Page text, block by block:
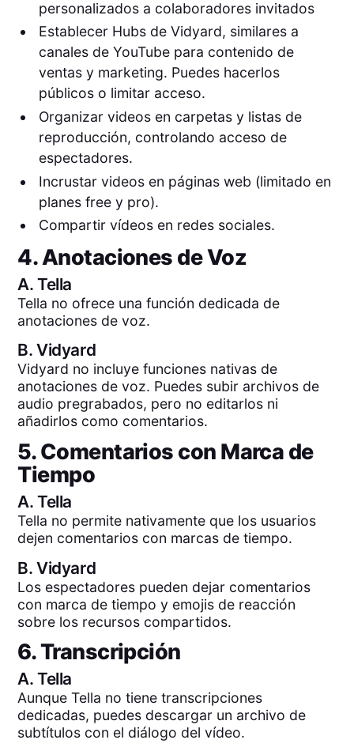
personalizados a colaboradores invitados
Establecer Hubs de Vidyard, similares a
canales de YouTube para contenido de
ventas y marketing. Puedes hacerlos
públicos o limitar acceso.
Organizar videos en carpetas y listas de
reproducción, controlando acceso de
espectadores.
Incrustar videos en páginas web (limitado en
planes free y pro).
Compartir vídeos en redes sociales.
4. Anotaciones de Voz
A.Tella
Tella no ofrece una función dedicada de
anotaciones de voz.
B.Vidyard
Vidyard no incluye funciones nativas de
anotaciones de voz. Puedes subir archivos de
audio pregrabados, pero no editarlos ni
añadirlos como comentarios.
5. Comentarios con Marca de
Tiempo
A.Tella
Tella no permite nativamente que los usuarios
dejen comentarios con marcas de tiempo.
B.Vidyard
Los espectadores pueden dejar comentarios
con marca de tiempo y emojis de reacción
sobre los recursos compartidos.
6. Transcripción
A.Tella
Aunque Tella no tiene transcripciones
dedicadas, puedes descargar un archivo de
subtítulos con el diálogo del vídeo.